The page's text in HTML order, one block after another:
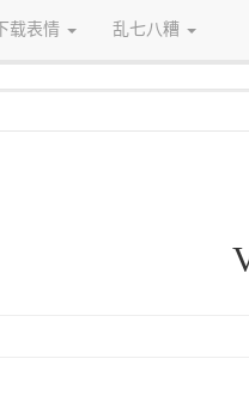
下载表情 乱七八糟